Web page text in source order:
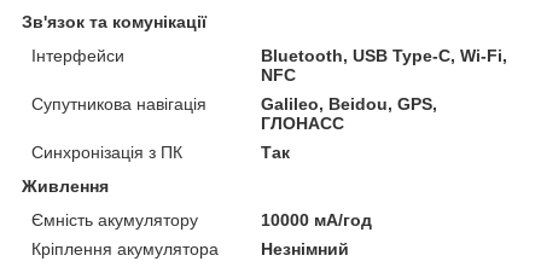
Зв'язок та комунікації
Інтерфейси
Bluetooth, USB Type-C, Wi-Fi,
NFC
Супутникова навігація
Galileo, Beidou, GPS,
ГЛОНАСС
Синхронізація з ПК
Так
Живлення
Ємність акумулятору
10000 мА/год
Кріплення акумулятора
Незнімний